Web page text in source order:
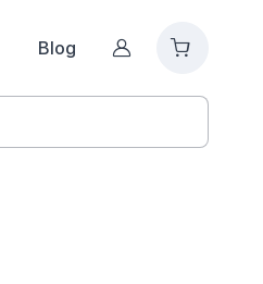
Blog Můj účet